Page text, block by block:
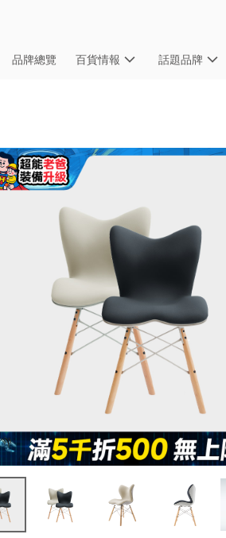
品牌總覽 百貨情報 話題品牌